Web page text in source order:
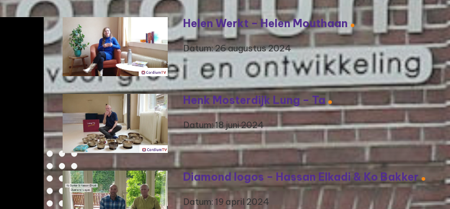
Helen Werkt – Helen Mouthaan
Datum: 26 augustus 2024
Henk Mosterdijk Lung – Ta
Datum: 18 juni 2024
Diamond logos – Hassan Elkadi & Ko Bakker
Datum: 19 april 2024